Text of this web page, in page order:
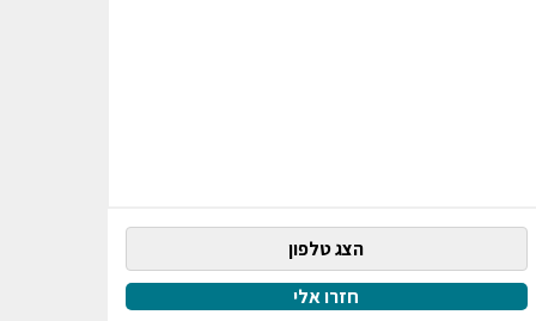
הצג טלפון
חזרו אלי